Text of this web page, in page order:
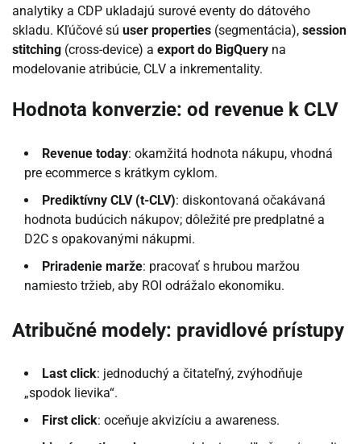
analytiky a CDP ukladajú surové eventy do dátového
skladu. Kľúčové sú user properties (segmentácia), session
stitching (cross-device) a export do BigQuery na
modelovanie atribúcie, CLV a inkrementality.
Hodnota konverzie: od revenue k CLV
Revenue today: okamžitá hodnota nákupu, vhodná
pre ecommerce s krátkym cyklom.
Prediktívny CLV (t-CLV): diskontovaná očakávaná
hodnota budúcich nákupov; dôležité pre predplatné a
D2C s opakovanými nákupmi.
Priradenie marže: pracovať s hrubou maržou
namiesto tržieb, aby ROI odrážalo ekonomiku.
Atribučné modely: pravidlové prístupy
Last click: jednoduchý a čitateľný, zvýhodňuje
„spodok lievika“.
First click: oceňuje akvizíciu a awareness.